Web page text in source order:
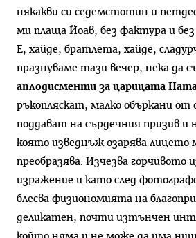
някакви си седемстотин и
ми плаща Йоав, без фактура и без
Е, хайде, братлета, хайде,
празнуваме тази вечер, нека да
аплодисменти за царицата
ръкопляскат, малко объркани от
поддават на сърдечния призив и
която изведнъж озарява лицето
преобразява. Изчезва горчивото
изражение и като след
блесва физиономията на
деликатен, почти изтънчен